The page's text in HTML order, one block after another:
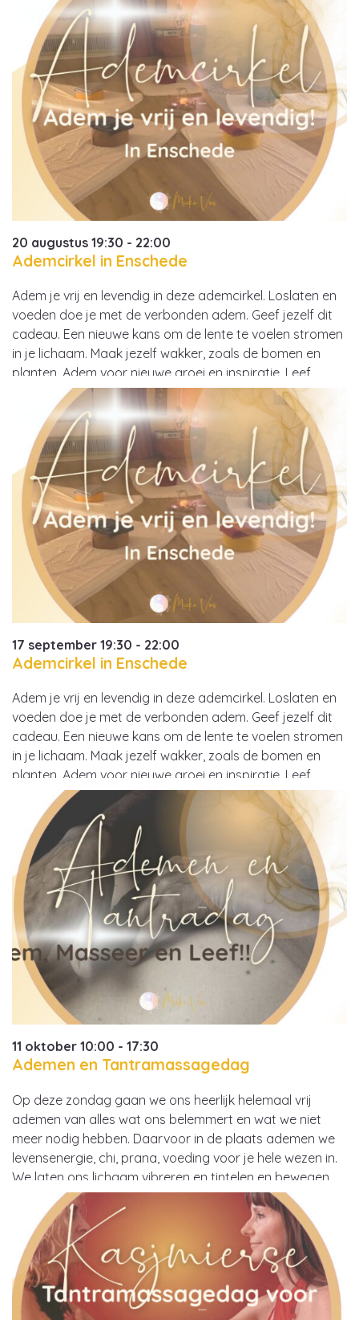
20 augustus 19:30 - 22:00
Ademcirkel in Enschede
Adem je vrij en levendig in deze ademcirkel. Loslaten en
voeden doe je met de verbonden adem. Geef jezelf dit
cadeau. Een nieuwe kans om de lente te voelen stromen
in je lichaam. Maak jezelf wakker, zoals de bomen en
planten. Adem voor nieuwe groei en inspiratie. Leef,
liefde, vrijheid. Prachtige muziek gekoppeld aan de…
17 september 19:30 - 22:00
Ademcirkel in Enschede
Adem je vrij en levendig in deze ademcirkel. Loslaten en
voeden doe je met de verbonden adem. Geef jezelf dit
cadeau. Een nieuwe kans om de lente te voelen stromen
in je lichaam. Maak jezelf wakker, zoals de bomen en
planten. Adem voor nieuwe groei en inspiratie. Leef,
liefde, vrijheid. Prachtige muziek gekoppeld aan de…
11 oktober 10:00 - 17:30
Ademen en Tantramassagedag
Op deze zondag gaan we ons heerlijk helemaal vrij
ademen van alles wat ons belemmert en wat we niet
meer nodig hebben. Daarvoor in de plaats ademen we
levensenergie, chi, prana, voeding voor je hele wezen in.
We laten ons lichaam vibreren en tintelen en bewegen.
Emoties, gevoelens en gedachten worden gezuiverd en
in balans gebracht.…